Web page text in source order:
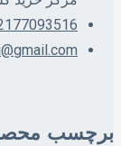
برچسب